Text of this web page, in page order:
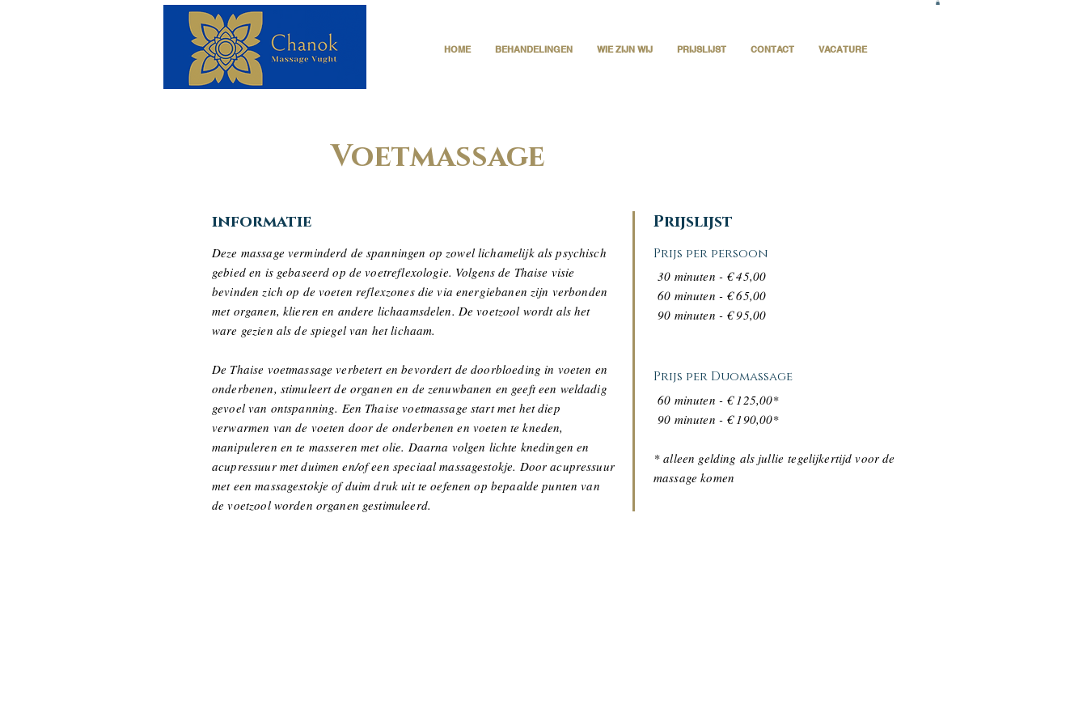
HOME BEHANDELINGEN WIE ZIJN WIJ PRIJSLIJST CONTACT VACATURE
Voetmassage
informatie
Deze massage verminderd de spanningen op zowel lichamelijk als psychisch
gebied en is gebaseerd op de voetreflexologie. Volgens de Thaise visie
bevinden zich op de voeten reflexzones die via energiebanen zijn verbonden
met organen, klieren en andere lichaamsdelen. De voetzool wordt als het
ware gezien als de spiegel van het lichaam.
De Thaise voetmassage verbetert en bevordert de doorbloeding in voeten en
onderbenen, stimuleert de organen en de zenuwbanen en geeft een weldadig
gevoel van ontspanning. Een Thaise voetmassage start met het diep
verwarmen van de voeten door de onderbenen en voeten te kneden,
manipuleren en te masseren met olie. Daarna volgen lichte knedingen en
acupressuur met duimen en/of een speciaal massagestokje. Door acupressuur
met een massagestokje of duim druk uit te oefenen op bepaalde punten van
de voetzool worden organen gestimuleerd.
Prijslijst
Prijs per persoon
30 minuten - € 45,00
60 minuten - € 65,00
90 minuten - € 95,00
Prijs per Duomassage
60 minuten - € 125,00*
90 minuten - € 190,00*
* alleen gelding als jullietegelijkertijd voor de
massage komen